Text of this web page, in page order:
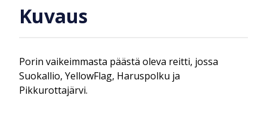
Kuvaus
Porin vaikeimmasta päästä oleva reitti, jossa
Suokallio, YellowFlag, Haruspolku ja
Pikkurottajärvi.